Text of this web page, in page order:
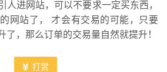
人进网站，可以不要求一定买东西，
网站了， 才会有交易的可能，只要
了，那么订单的交易量自然就提升！
打赏